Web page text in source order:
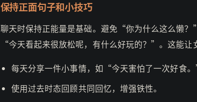
保持正面句子和小技巧
聊天时保持正能量是基础。避免“你为什么这么懒
“今天看起来很放松呢，有什么好玩的？”。这能让
每天分享一件小事情，如“今天害怕了一次好食。
使用过去时态回顾共同回忆，增强铁性。